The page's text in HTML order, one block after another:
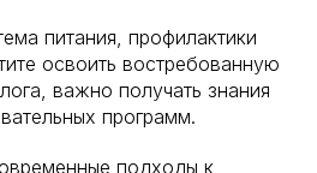
питания, профилактики
освоить востребованную
важно получать знания
программ.
подходы к